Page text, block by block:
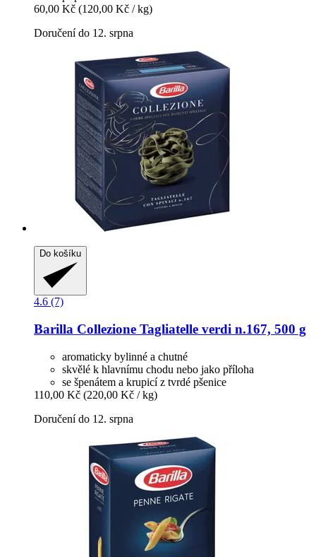
60,00 Kč (120,00 Kč / kg)
Doručení do 12. srpna
Do košíku
4.6 (7)
Barilla Collezione Tagliatelle verdi n.167, 500 g
aromaticky bylinné a chutné
skvělé k hlavnímu chodu nebo jako příloha
se špenátem a krupicí z tvrdé pšenice
110,00 Kč (220,00 Kč / kg)
Doručení do 12. srpna